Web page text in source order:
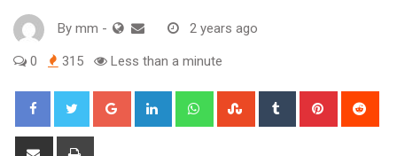
By mm - 2 years ago
0 315 Less than a minute
Google+ LinkedIn WhatsappStumbleUpon
Tumblr Pinterest
Share